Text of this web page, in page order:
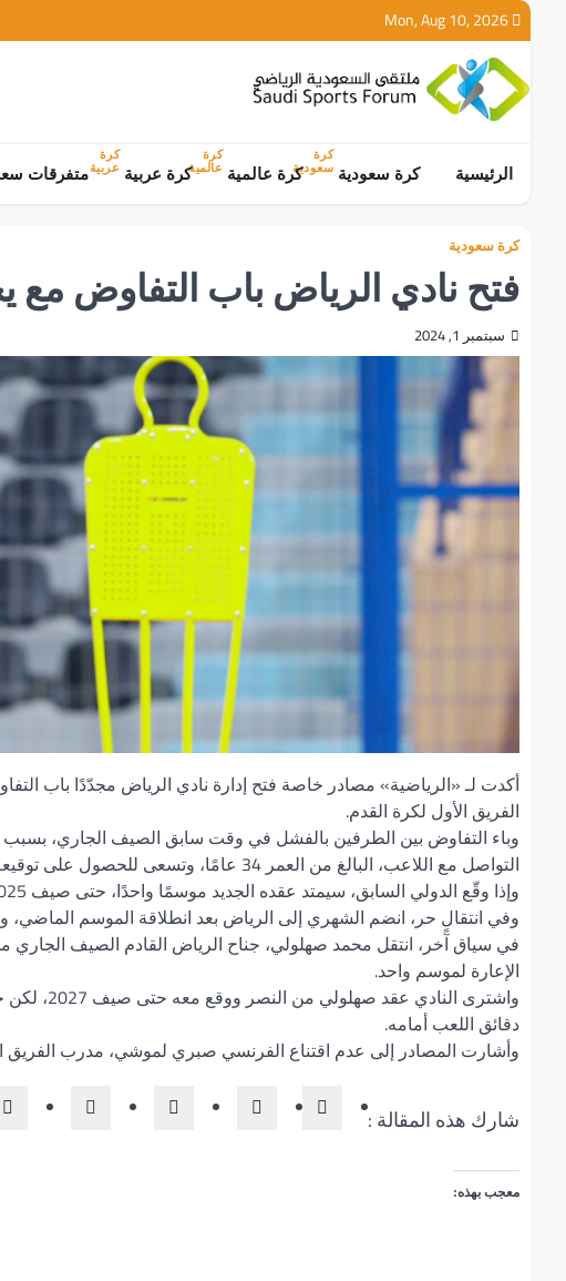
content
Mon, Aug 10, 2026
الرئيسية كرة سعودية
كرة
سعوديةكرة عالمية
كرة
عالميةكرة عربية
كرة
عربيةمتفرقات
كرة سعودية
فتح نادي الرياض باب التفاوض مع
سبتمبر 1, 2024
أكدت لـ «الرياضية» مصادر خاصة فتح إدارة نادي الرياض مجدّدًا باب
الفريق الأول لكرة القدم.
وباء التفاوض بين الطرفين بالفشل في وقت سابق الصيف الجاري، بسبب
التواصل مع اللاعب، البالغ من العمر 34 عامًا، وتسعى للحصول على توقيعه قبل إغلاق نافذة الانتقالات الإثنين.
وإذا وقّع الدولي السابق، سيمتد عقده الجديد موسمًا واحدًا، حتى صيف 2025، على غرار السابق.
وفي انتقالٍ حر، انضم الشهري إلى الرياض بعد انطلاقة الموسم الماضي، ولعِب 23 مباراةً، ضمن دوري «روشن»، وصنع
في سياق آخر، انتقل محمد صهلولي، جناح الرياض القادم الصيف الجاري
الإعارة لموسم واحد.
واشترى
دقائق اللعب أمامه.
وأشارت المصادر إلى عدم اقتناع الفرنسي صبري لموشي، مدرب الفريق الأحمر
شارك هذه المقالة :
معجب بهذه: